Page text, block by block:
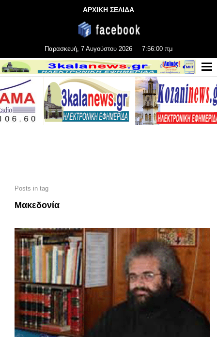
ΑΡΧΙΚΗ ΣΕΛΙΔΑ
Παρασκευή, 7 Αυγούστου 2026 7:56:01 πμ
Posts in tag
Μακεδονία